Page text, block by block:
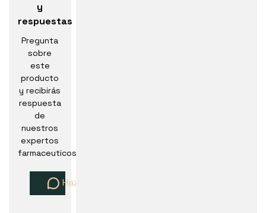
y
respuestas
Pregunta
sobre
este
producto
y recibirás
respuesta
de
nuestros
expertos
farmaceuticos
Haz una pregunta